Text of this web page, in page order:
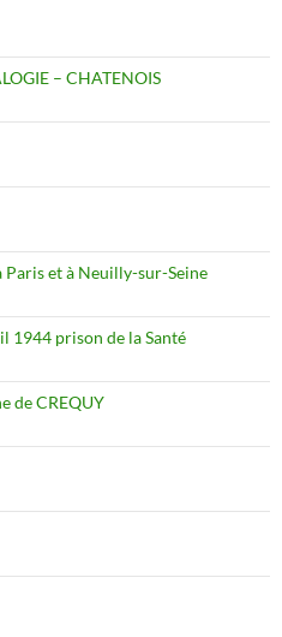
– CHATENOIS
Paris et à Neuilly-sur-Seine
1944 prison de la Santé
de CREQUY